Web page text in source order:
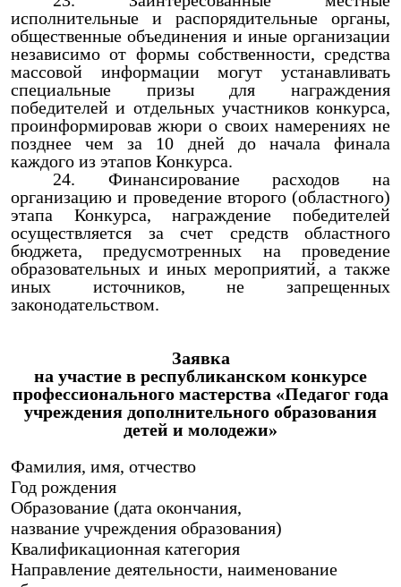
исполнительные и распорядительные органы,
общественные объединения и иные организации
независимо от формы собственности, средства
массовой информации могут устанавливать
специальные призы для награждения
победителей и отдельных участников конкурса,
проинформировав жюри о своих намерениях не
позднее чем за 10 дней до начала финала
каждого из этапов Конкурса.
Финансирование расходов на
организацию и проведение второго (областного)
этапа Конкурса, награждение победителей
осуществляется за счет средств областного
бюджета, предусмотренных на проведение
образовательных и иных мероприятий, а также
иных источников, не запрещенных
законодательством.
Заявка
на участие в республиканском конкурсе
профессионального мастерства «Педагог года
учреждения дополнительного образования
детей и молодежи»
Фамилия, имя, отчество
Год рождения
Образование (дата окончания,
название учреждения образования)
Квалификационная категория
Направление деятельности, наименование